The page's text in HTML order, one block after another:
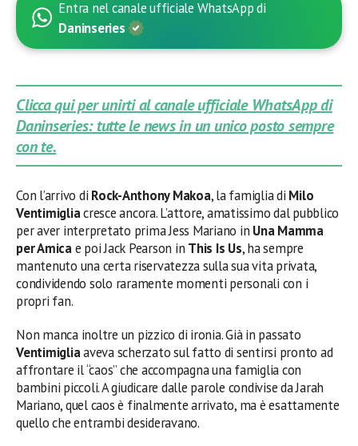
Entra nel canale ufficiale WhatsApp di
Daninseries
Clicca qui per unirti al canale ufficiale WhatsApp di
Daninseries: tutte le news in un unico posto sempre
con te.
Con l’arrivo di Rock-Anthony Makoa, la famiglia di Milo
Ventimigliacresce ancora. L’attore, amatissimo dal pubblico
per aver interpretato prima Jess Mariano in Una Mamma
per Amicae poi Jack Pearson in This Is Us, ha sempre
mantenuto una certa riservatezza sulla sua vita privata,
condividendo solo raramente momenti personali con i
propri fan.
Non manca inoltre un pizzico di ironia. Già in passato
Ventimigliaaveva scherzato sul fatto di sentirsi pronto ad
affrontare il “caos” che accompagna una famiglia con
bambini piccoli. A giudicare dalle parole condivise da Jarah
Mariano, quel caos è finalmente arrivato, ma è esattamente
quello che entrambi desideravano.